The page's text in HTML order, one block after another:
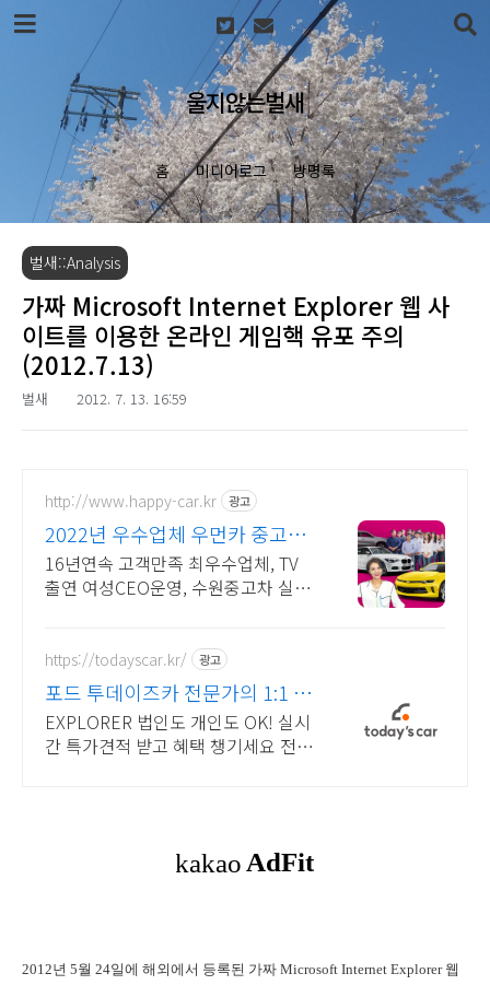
본문 바로가기
울지않는벌새
홈 미디어로그 방명록
벌새::Analysis
가짜 Microsoft Internet Explorer 웹 사
이트를 이용한 온라인 게임핵 유포 주의
(2012.7.13)
벌새 2012. 7. 13. 16:59
http://www.happy-car.kr 광고
2022년 우수업체 우먼카 중고차
는 최우수모범업체에서!
16년연속 고객만족 최우수업체, TV
출연 여성CEO운영, 수원중고차 실매
지"
https://todayscar.kr/ 광고
포드 투데이즈카 전문가의 1:1 맞
춤 컨설팅
EXPLORER 법인도 개인도 OK! 실시
간 특가견적 받고 혜택 챙기세요 전문
2012년 5월 24일에 해외에서 등록된 가짜 Microsoft Internet Explorer 웹